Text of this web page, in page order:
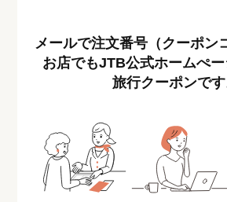
メールで注文番号（クーポン
お店でもJTB公式ホームぺ
旅行クーポンです